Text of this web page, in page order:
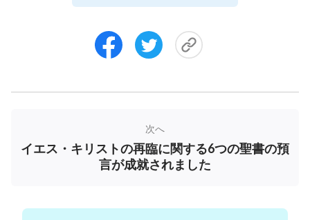
して主イエスがすでに帰ってこられたことを表して
います。正に神の言葉の通りです：
来て、世界中の国々は混乱状態である。政治的無秩
いる。人間界には大惨事があり、天も災害を地上に
終わりの日と言うとき、それ
は別の時代を指しており、その際イエスは、あなた
がたは必ずや災害に見舞われ、地震、飢饉、疫病に
代であり、もはや古くなった恵みの時代ではないこ
次へ
イエス・キリストの再臨に関する6つの聖書の預
言が成就されました